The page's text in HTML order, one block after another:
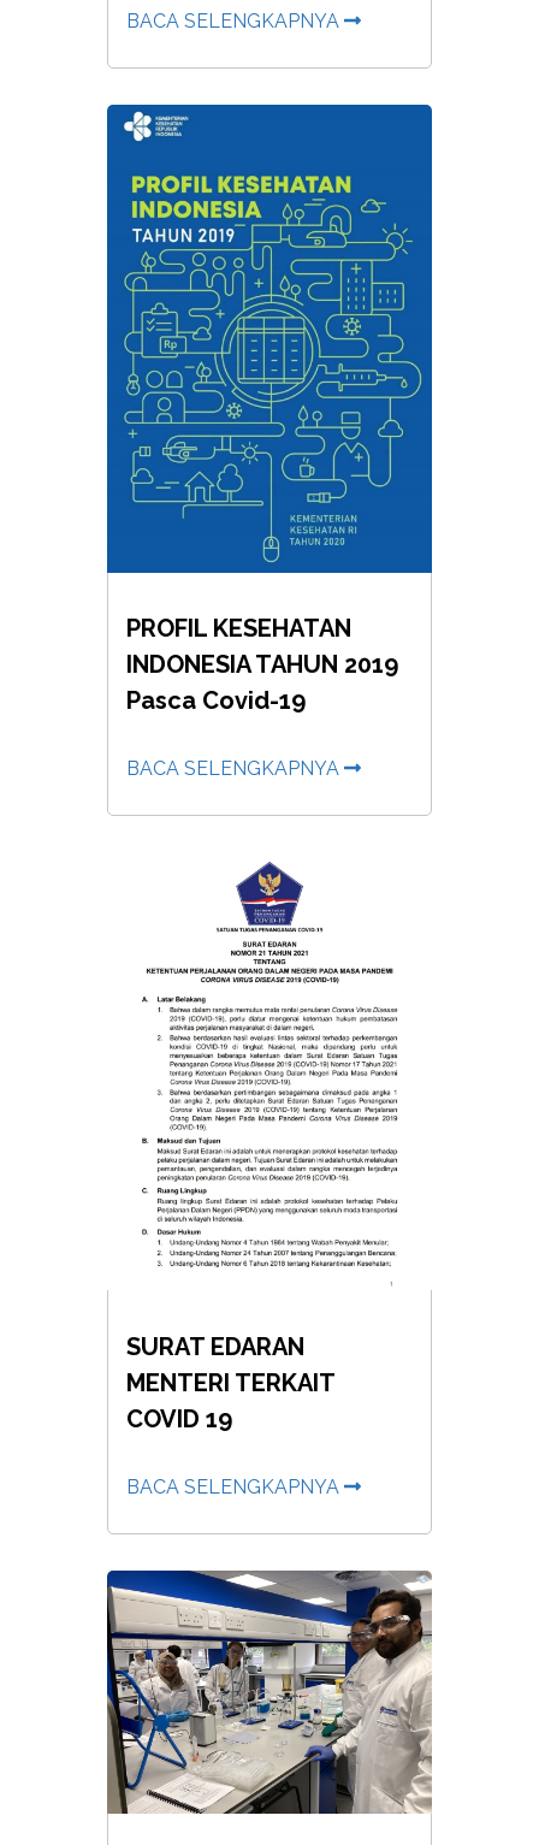
BACA SELENGKAPNYA
PROFIL KESEHATAN
INDONESIA TAHUN 2019
Pasca Covid-19
BACA SELENGKAPNYA
SURAT EDARAN
MENTERI TERKAIT
COVID 19
BACA SELENGKAPNYA